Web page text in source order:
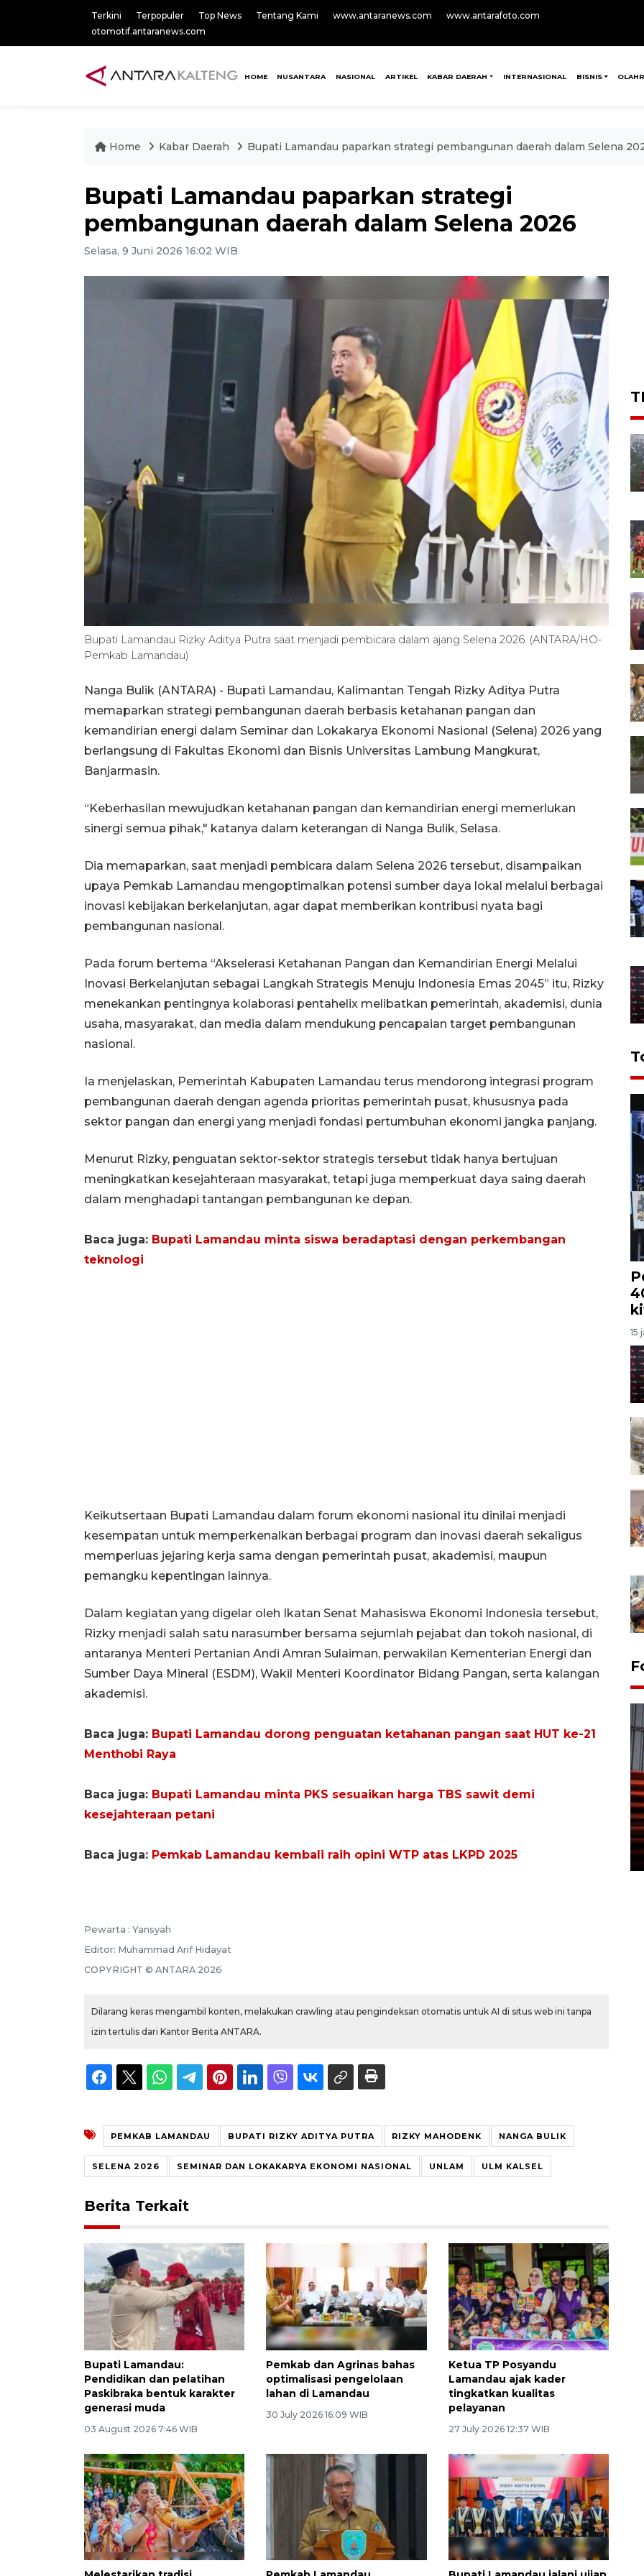
Terkini Terpopuler Top News Tentang Kami www.antaranews.com
www.antarafoto.com
otomotif.antaranews.com
HOME NUSANTARA NASIONAL ARTIKEL KABAR DAERAH INTERNASIONAL BISNIS
Home Kabar Daerah Bupati Lamandau paparkan strategi pembangunan daerah dalam Selena
Bupati Lamandau paparkan strategi
pembangunan daerah dalam Selena 2026
Selasa, 9 Juni 2026 16:02 WIB
Bupati Lamandau Rizky Aditya Putra saat menjadi pembicara dalam ajang Selena 2026. (ANTARA/HO-
Pemkab Lamandau)
Nanga Bulik (ANTARA) - Bupati Lamandau, Kalimantan Tengah Rizky Aditya Putra
memaparkan strategi pembangunan daerah berbasis ketahanan pangan dan
kemandirian energi dalam Seminar dan Lokakarya Ekonomi Nasional (Selena) 2026 yang
berlangsung di Fakultas Ekonomi dan Bisnis Universitas Lambung Mangkurat,
Banjarmasin.
“Keberhasilan mewujudkan ketahanan pangan dan kemandirian energi memerlukan
sinergi semua pihak," katanya dalam keterangan di Nanga Bulik, Selasa.
Dia memaparkan, saat menjadi pembicara dalam Selena 2026 tersebut, disampaikan
upaya Pemkab Lamandau mengoptimalkan potensi sumber daya lokal melalui berbagai
inovasi kebijakan berkelanjutan, agar dapat memberikan kontribusi nyata bagi
pembangunan nasional.
Pada forum bertema “Akselerasi Ketahanan Pangan dan Kemandirian Energi Melalui
Inovasi Berkelanjutan sebagai Langkah Strategis Menuju Indonesia Emas 2045” itu, Rizky
menekankan pentingnya kolaborasi pentahelix melibatkan pemerintah, akademisi, dunia
usaha, masyarakat, dan media dalam mendukung pencapaian target pembangunan
nasional.
Ia menjelaskan, Pemerintah Kabupaten Lamandau terus mendorong integrasi program
pembangunan daerah dengan agenda prioritas pemerintah pusat, khususnya pada
sektor pangan dan energi yang menjadi fondasi pertumbuhan ekonomi jangka panjang.
Menurut Rizky, penguatan sektor-sektor strategis tersebut tidak hanya bertujuan
meningkatkan kesejahteraan masyarakat, tetapi juga memperkuat daya saing daerah
dalam menghadapi tantangan pembangunan ke depan.
Baca juga: Bupati Lamandau minta siswa beradaptasi dengan perkembangan
teknologi
Keikutsertaan Bupati Lamandau dalam forum ekonomi nasional itu dinilai menjadi
kesempatan untuk memperkenalkan berbagai program dan inovasi daerah sekaligus
memperluas jejaring kerja sama dengan pemerintah pusat, akademisi, maupun
pemangku kepentingan lainnya.
Dalam kegiatan yang digelar oleh Ikatan Senat Mahasiswa Ekonomi Indonesia tersebut,
Rizky menjadi salah satu narasumber bersama sejumlah pejabat dan tokoh nasional, di
antaranya Menteri Pertanian Andi Amran Sulaiman, perwakilan Kementerian Energi dan
Sumber Daya Mineral (ESDM), Wakil Menteri Koordinator Bidang Pangan, serta kalangan
akademisi.
Baca juga: Bupati Lamandau dorong penguatan ketahanan pangan saat HUT ke-21
Menthobi Raya
Baca juga: Bupati Lamandau minta PKS sesuaikan harga TBS sawit demi
kesejahteraan petani
Baca juga: Pemkab Lamandau kembali raih opini WTP atas LKPD 2025
Pewarta : Yansyah
Editor: Muhammad Arif Hidayat
COPYRIGHT © ANTARA 2026
Dilarang keras mengambil konten, melakukan crawling atau pengindeksan otomatis untuk AI di situs web ini tanpa
izin tertulis dari Kantor Berita ANTARA.
PEMKAB LAMANDAU BUPATI RIZKY ADITYA PUTRA RIZKY MAHODENK NANGA BULIK
SELENA 2026 SEMINAR DAN LOKAKARYA EKONOMI NASIONAL UNLAM ULM KALSEL
Berita Terkait
Bupati Lamandau:
Pendidikan dan pelatihan
Paskibraka bentuk karakter
generasi muda
03 August 2026 7:46 WIB
Pemkab dan Agrinas bahas
optimalisasi pengelolaan
lahan di Lamandau
30 July 2026 16:09 WIB
Ketua TP Posyandu
Lamandau ajak kader
tingkatkan kualitas
pelayanan
27 July 2026 12:37 WIB
15
Prediksi puncak musim
22 July 2026 17:18 WIB